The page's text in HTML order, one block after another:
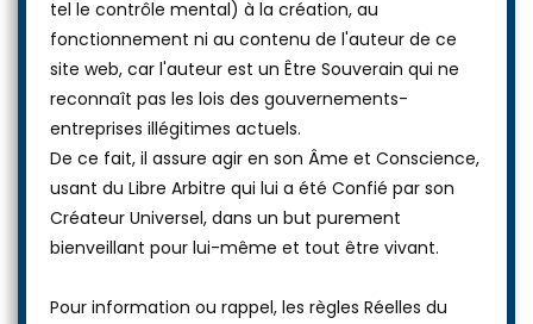
tel le contrôle mental) à la création, au
fonctionnement ni au contenu de l'auteur de ce
site web, car l'auteur est un Être Souverain qui ne
reconnaît pas les lois des gouvernements-
entreprises illégitimes actuels.
De ce fait, il assure agir en son Âme et Conscience,
usant du Libre Arbitre qui lui a été Confié par son
Créateur Universel, dans un but purement
bienveillant pour lui-même et tout être vivant.
Pour information ou rappel, les règles Réelles du